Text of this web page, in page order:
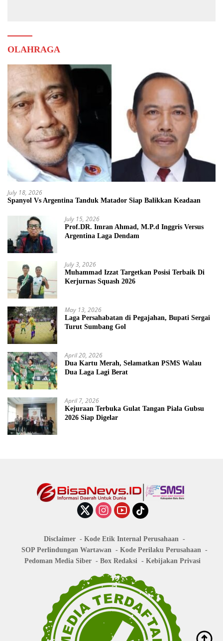
OLAHRAGA
July 18, 2026
Spanyol Vs Argentina Tanduk Matador Siap Balikkan Keadaan
July 15, 2026
Prof.DR. Imran Ahmad, M.P.d Inggris Versus
Argentina Laga Dendam
July 3, 2026
Muhammad Izzat Targetkan Posisi Terbaik Di
Kerjurnas Squash 2026
May 13, 2026
Laga Persahabatan di Pegajahan, Bupati Sergai
Turut Sumbang Gol
April 20, 2026
Dua Kartu Merah, Selamatkan PSMS Walau
Dua Laga Lagi Berat
April 7, 2026
Kejuraan Terbuka Gulat Tangan Piala Gubsu
2026 Siap Digelar
Disclaimer
Kode Etik Internal Perusahaan
SOP Perlindungan Wartawan
Kode Perilaku Perusahaan
Pedoman Media Siber
Box Redaksi Kebijakan Privasi